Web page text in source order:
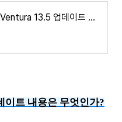
Apple, macOS Ventura 13.5 업데이트 수정된 내용과 바뀐 점은 무엇인가?
이트 내용은 무엇인가?